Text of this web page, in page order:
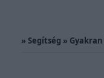
» Segítség »